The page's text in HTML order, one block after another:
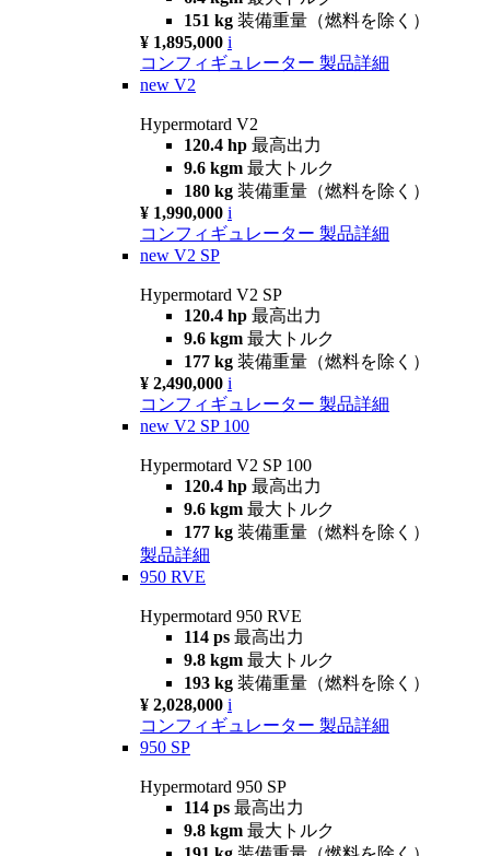
151 kg 装備重量（燃料を除く）
¥ 1,895,000 i
コンフィギュレーター 製品詳細
new V2
Hypermotard V2
120.4 hp 最高出力
9.6 kgm 最大トルク
180 kg 装備重量（燃料を除く）
¥ 1,990,000 i
コンフィギュレーター 製品詳細
new V2 SP
Hypermotard V2 SP
120.4 hp 最高出力
9.6 kgm 最大トルク
177 kg 装備重量（燃料を除く）
¥ 2,490,000 i
コンフィギュレーター 製品詳細
new V2 SP 100
Hypermotard V2 SP 100
120.4 hp 最高出力
9.6 kgm 最大トルク
177 kg 装備重量（燃料を除く）
製品詳細
950 RVE
Hypermotard 950 RVE
114 ps 最高出力
9.8 kgm 最大トルク
193 kg 装備重量（燃料を除く）
¥ 2,028,000 i
コンフィギュレーター 製品詳細
950 SP
Hypermotard 950 SP
114 ps 最高出力
9.8 kgm 最大トルク